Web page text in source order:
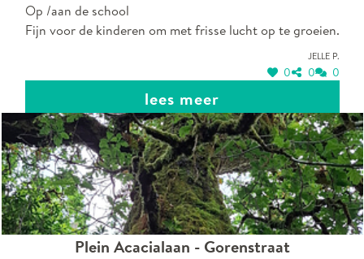
Op /aan de school
Fijn voor de kinderen om met frisse lucht op te groeien.
Jelle P.
0 0 0
lees meer
Plein Acacialaan - Gorenstraat